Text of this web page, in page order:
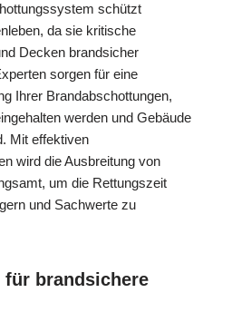
schützt
da sie kritische
Decken brandsicher
sorgen für eine
Ihrer Brandabschottungen,
werden und Gebäude
Mit effektiven
wird die Ausbreitung von
um die Rettungszeit
und Sachwerte zu
für brandsichere